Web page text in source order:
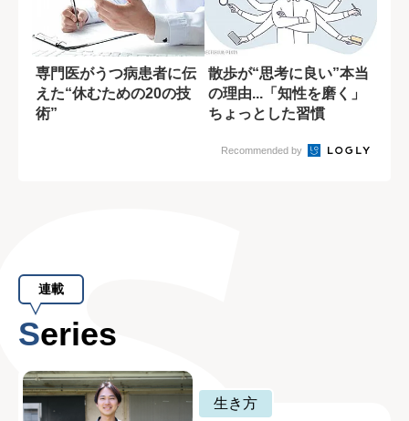
専門医がうつ病患者に伝
えた“休むための20の技
術”
散歩が“思考に良い”本当
の理由...「知性を磨く」
ちょっとした習慣
Recommended by
連載
Series
生き方